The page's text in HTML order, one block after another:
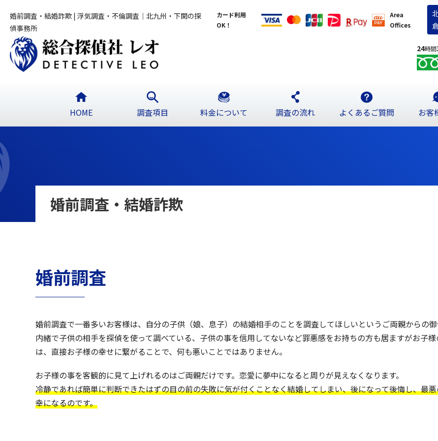
婚前調査・結婚詐欺 | 浮気調査・不倫調査｜北九州・下関の探
偵事務所
カード利用
OK！
Area
Offices
24時間
HOME 調査項目 料金について 調査の流れ よくあるご質問 お客
婚前調査・結婚詐欺
婚前調査
婚前調査で一番多いお客様は、自分の子供（娘、息子）の結婚相手のことを調査してほしいというご両親からの御
内緒で子供の相手を探偵を使って調べている、子供の事を信用してないなど罪悪感をお持ちの方も居ますがお子
は、直接お子様の幸せに繋がることで、何も悪いことではありません。
お子様の事を客観的に見て上げれるのはご両親だけです。恋愛に夢中になると周りが見えなくなります。
冷静であれば簡単に判断できたはずの目の前の失敗に気が付くことなく結婚してしまい、後になって後悔し、最
幸になるのです。